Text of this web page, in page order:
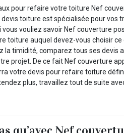
pour refaire votre toiture Nef
toiture est spécialisée pour vos
vous vouliez savoir Nef couverture
toiture auquel devez-vous choisir ce
la timidité, comparez tous ses devis
projet. De ce fait Nef couverture
votre devis pour refaire toiture
plus, travaillez tout de suite